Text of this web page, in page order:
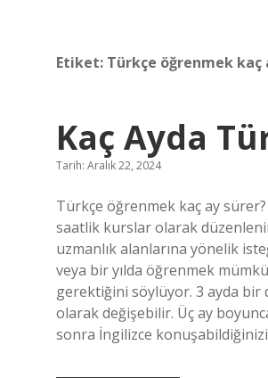
Etiket: Türkçe öğrenmek kaç
Kaç Ayda
Tarih: Aralık 22, 2024
Türkçe öğrenmek kaç ay
saatlik kurslar olarak
uzmanlık alanlarına yönelik
veya bir yılda öğrenmek
gerektiğini söylüyor. 3 ayda bir
olarak değişebilir. Üç ay
sonra İngilizce